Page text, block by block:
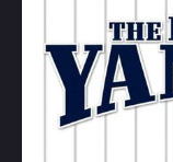
Serije